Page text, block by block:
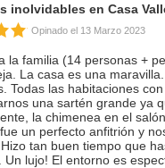
inolvidables en Casa
Opinado el 13 Marzo 2023
la familia (14 personas +
La casa es una
Todas las habitaciones
una sartén grande ya
la chimenea en el
un perfecto anfitrión y
tan buen tiempo que
Un lujo! El entorno es